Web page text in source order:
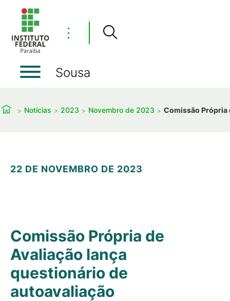
⋮
Sousa
Notícias 2023 Novembro de 2023 Comissão Própria
22 DE NOVEMBRO DE 2023
Comissão Própria de
Avaliação lança
questionário de
autoavaliação